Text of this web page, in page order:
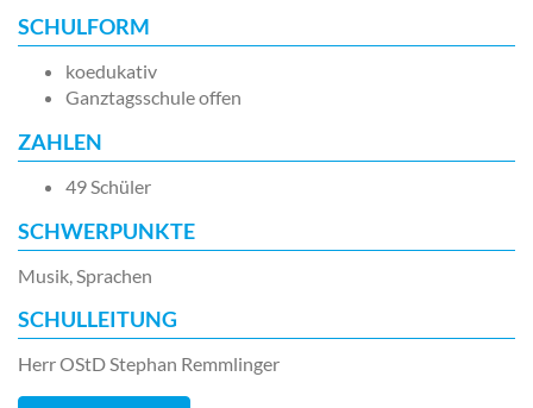
SCHULFORM
koedukativ
Ganztagsschule offen
ZAHLEN
49 Schüler
SCHWERPUNKTE
Musik, Sprachen
SCHULLEITUNG
Herr OStD Stephan Remmlinger